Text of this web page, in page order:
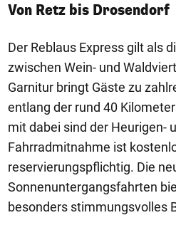
Von Retz bis Drosendorf
Der Reblaus Express gilt als
zwischen Wein- und
Garnitur bringt Gäste zu
entlang der rund 40
mit dabei sind der Heurigen-
Fahrradmitnahme ist
reservierungspflichtig. Die
Sonnenuntergangsfahrten
besonders stimmungsvolles